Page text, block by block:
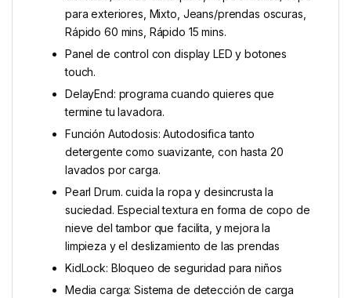
para exteriores, Mixto, Jeans/prendas oscuras,
Rápido 60 mins, Rápido 15 mins.
Panel de control con display LED y botones
touch.
DelayEnd: programa cuando quieres que
termine tu lavadora.
Función Autodosis: Autodosifica tanto
detergente como suavizante, con hasta 20
lavados por carga.
Pearl Drum. cuida la ropa y desincrusta la
suciedad. Especial textura en forma de copo de
nieve del tambor que facilita, y mejora la
limpieza y el deslizamiento de las prendas
KidLock: Bloqueo de seguridad para niños
Media carga: Sistema de detección de carga